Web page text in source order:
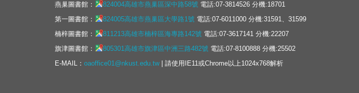
燕巢圖書館：
824004高雄市燕巢區深中路58號 電話:07-3814526 分機:18701
第一圖書館：
824005高雄市燕巢區大學路1號 電話:07-6011000 分機:31591、31599
楠梓圖書館：
811213高雄市楠梓區海專路142號 電話:07-3617141 分機:22207
旗津圖書館：
805301高雄市旗津區中洲三路482號 電話:07-8100888 分機:25502
E-MAIL： oaoffice01@nkust.edu.tw| 請使用IE11或Chrome以上1024x768解析